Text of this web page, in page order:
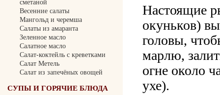
сметаной
Весенние салаты
Мангольд и черемша
Салаты из амаранта
Зеленное масло
Салатное масло
Салат-коктейль с креветками
Салат Метель
Салат из запечёных овощей
СУПЫ И ГОРЯЧИЕ БЛЮДА
Настоящие
окуньков)
головы,
марлю,
огне около
ухе).